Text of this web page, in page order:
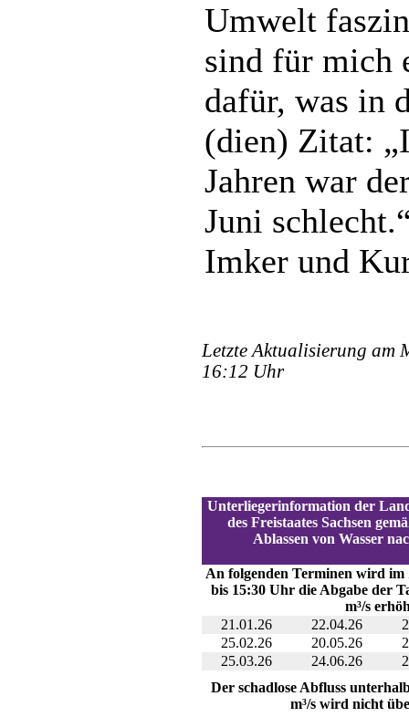
Umwelt
sind für mich
dafür, was in
(dien) Zitat:
Jahren war
Juni
Imker und
Letzte Aktualisierung am
16:12 Uhr
Unterliegerinformation der
des Freistaates Sachsen
Ablassen von Wasser
An folgenden Terminen wird
bis 15:30 Uhr die Abgabe der
m³/s
21.01.26
22.04.26
25.02.26
20.05.26
25.03.26
24.06.26
Der schadlose Abfluss
m³/s wird nicht